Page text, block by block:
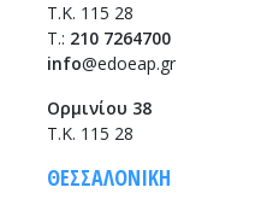
Τ.Κ. 115 28
T.: 210 7264700
info@edoeap.gr
Ορμινίου 38
Τ.Κ. 115 28
ΘΕΣΣΑΛΟΝΙΚΗ